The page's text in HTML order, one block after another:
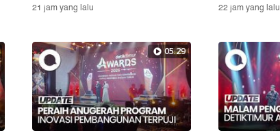
21 jam yang lalu
22 jam yang lalu
05:29